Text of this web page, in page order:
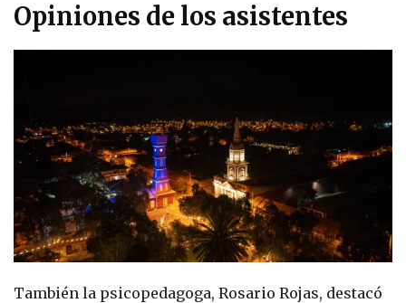
Opiniones de los asistentes
También la psicopedagoga, Rosario Rojas, destacó